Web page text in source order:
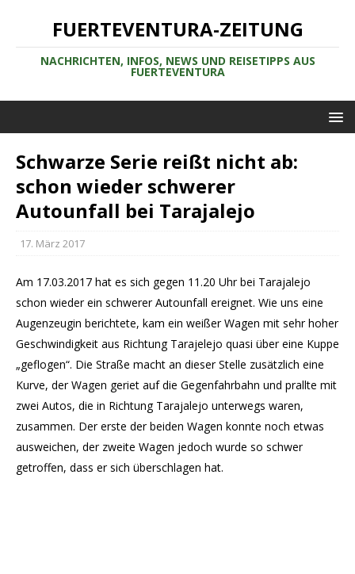
FUERTEVENTURA-ZEITUNG
NACHRICHTEN, INFOS, NEWS UND REISETIPPS AUS
FUERTEVENTURA
Schwarze Serie reißt nicht ab:
schon wieder schwerer
Autounfall bei Tarajalejo
17. März 2017
Am 17.03.2017 hat es sich gegen 11.20 Uhr bei Tarajalejo
schon wieder ein schwerer Autounfall ereignet. Wie uns eine
Augenzeugin berichtete, kam ein weißer Wagen mit sehr hoher
Geschwindigkeit aus Richtung Tarajelejo quasi über eine Kuppe
„geflogen“. Die Straße macht an dieser Stelle zusätzlich eine
Kurve, der Wagen geriet auf die Gegenfahrbahn und prallte mit
zwei Autos, die in Richtung Tarajalejo unterwegs waren,
zusammen. Der erste der beiden Wagen konnte noch etwas
ausweichen, der zweite Wagen jedoch wurde so schwer
getroffen, dass er sich überschlagen hat.